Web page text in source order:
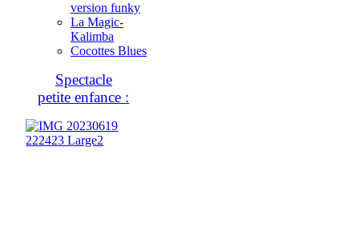
version funky
La Magic-
Kalimba
Cocottes Blues
Spectacle
petite enfance :